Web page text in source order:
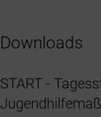
Downloads
START -